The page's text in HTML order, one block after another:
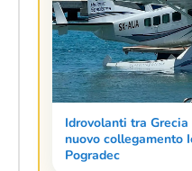
Idrovolanti tra
nuovo collegamento
Pogradec